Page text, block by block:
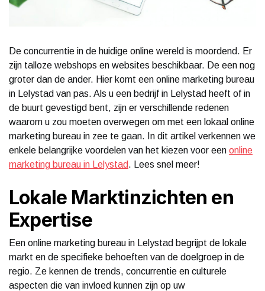
De concurrentie in de huidige online wereld is moordend. Er
zijn talloze webshops en websites beschikbaar. De een nog
groter dan de ander. Hier komt een online marketing bureau
in Lelystad van pas. Als u een bedrijf in Lelystad heeft of in
de buurt gevestigd bent, zijn er verschillende redenen
waarom u zou moeten overwegen om met een lokaal online
marketing bureau in zee te gaan. In dit artikel verkennen we
enkele belangrijke voordelen van het kiezen voor een online
marketing bureau in Lelystad. Lees snel meer!
Lokale Marktinzichten en
Expertise
Een online marketing bureau in Lelystad begrijpt de lokale
markt en de specifieke behoeften van de doelgroep in de
regio. Ze kennen de trends, concurrentie en culturele
aspecten die van invloed kunnen zijn op uw